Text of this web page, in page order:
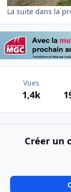
La suite dans la
Vues
1,4k
Créer un